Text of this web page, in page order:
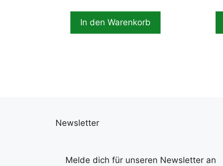
In den Warenkorb
Newsletter
Melde dich für unseren Newsletter an